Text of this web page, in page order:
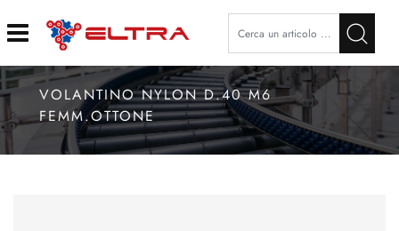
Open
VOLANTINO NYLON D.40 M6
FEMM.OTTONE